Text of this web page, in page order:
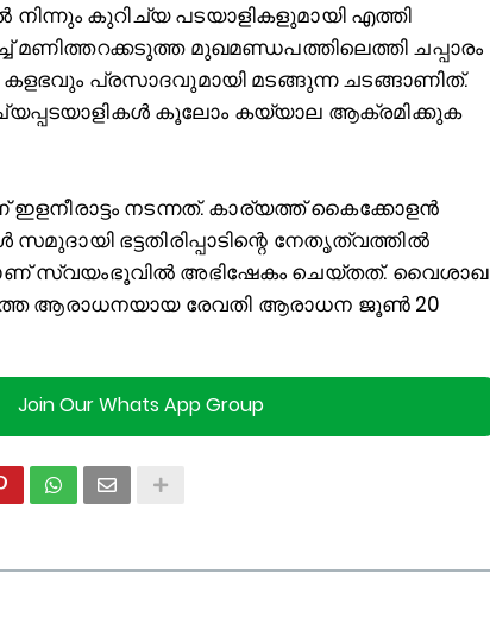
നിന്നും കുറിച്യ പടയാളികളുമായി എത്തി
മണിത്തറക്കടുത്ത മുഖമണ്ഡപത്തിലെത്തി ചപ്പാരം
പ്രസാദവുമായി മടങ്ങുന്ന ചടങ്ങാണിത്.
കൂലോം കയ്യാല ആക്രമിക്കുക
നടന്നത്. കാര്യത്ത് കൈക്കോളൻ
ഭട്ടതിരിപ്പാടിന്റെ നേതൃത്വത്തില്‍
സ്വയംഭൂവില്‍ അഭിഷേകം ചെയ്തത്. വൈശാഖ
ആരാധനയായ രേവതി ആരാധന ജൂണ്‍ 20
Join Our Whats App Group